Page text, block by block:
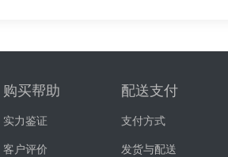
购买帮助
实力鉴证
客户评价
配送支付
支付方式
发货与配送